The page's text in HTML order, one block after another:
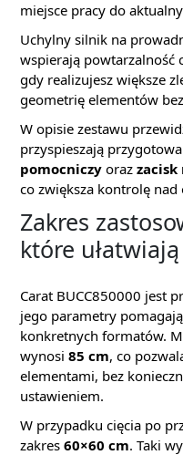
miejsce pracy do
Uchylny silnik na
wspierają powtarzalność
gdy realizujesz większe
geometrię elementów
W opisie zestawu
przyspieszają
pomocniczy oraz zacisk
co zwiększa kontrolę
Zakres
które
Carat BUCC850000 jest
jego parametry
konkretnych formatów.
wynosi 85 cm, co
elementami, bez
ustawieniem.
W przypadku cięcia po
zakres 60×60 cm. Taki